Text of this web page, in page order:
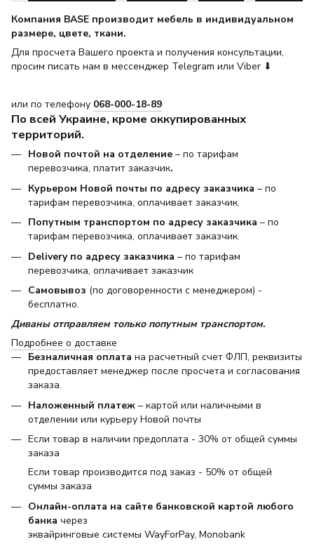
Компания BASE производит мебель в индивидуальном
размере, цвете, ткани.
Для просчета Вашего проекта и получения консультации,
просим писать нам в мессенджер Telegram или Viber ⬇
или по телефону 068-000-18-89
По всей Украине, кроме оккупированных
территорий.
Новой почтой на отделение – по тарифам
перевозчика, платит заказчик.
Курьером Новой почты по адресу заказчика – по
тарифам перевозчика, оплачивает заказчик.
Попутным транспортом по адресу заказчика – по
тарифам перевозчика, оплачивает заказчик.
Delivery по адресу заказчика – по тарифам
перевозчика, оплачивает заказчик
Самовывоз (по договоренности с менеджером) -
бесплатно.
Диваны отправляем только попутным транспортом.
Подробнее о доставке
Безналичная оплата на расчетный счет ФЛП, реквизиты
предоставляет менеджер после просчета и согласования
заказа.
Наложенный платеж – картой или наличными в
отделении или курьеру Новой почты
Если товар в наличии предоплата - 30% от общей суммы
заказа
Если товар производится под заказ - 50% от общей
суммы заказа
Онлайн-оплата на сайте банковской картой любого
банка через
эквайринговые системы WayForPay, Monobank